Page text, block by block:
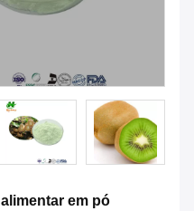
em pó